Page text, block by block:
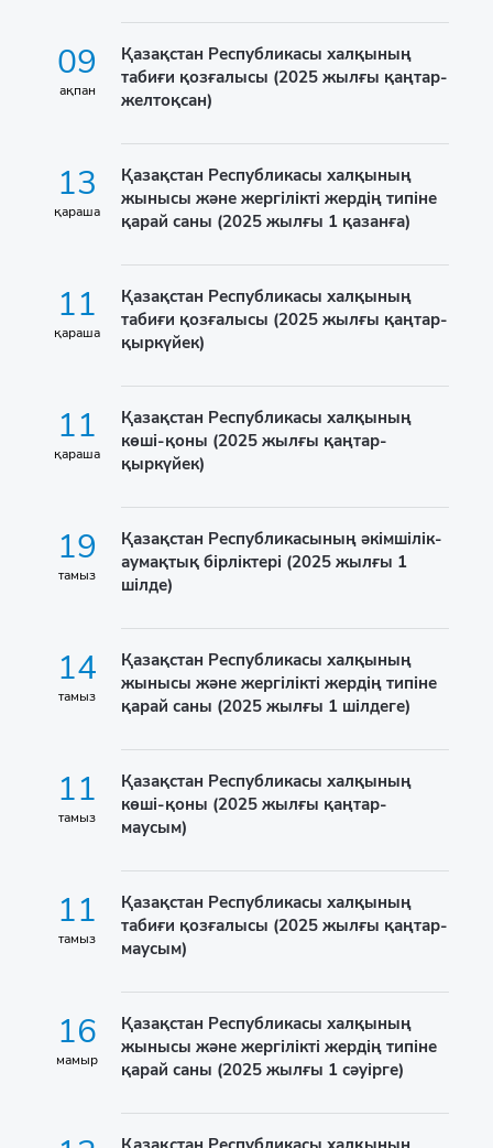
09
ақпан
Қазақстан Республикасы халқының
табиғи қозғалысы (2025 жылғы қаңтар-
желтоқсан)
13
қараша
Қазақстан Республикасы халқының
жынысы және жергілікті жердің типіне
қарай саны (2025 жылғы 1 қазанға)
11
қараша
Қазақстан Республикасы халқының
табиғи қозғалысы (2025 жылғы қаңтар-
қыркүйек)
11
қараша
Қазақстан Республикасы халқының
көші-қоны (2025 жылғы қаңтар-
қыркүйек)
19
тамыз
Қазақстан Республикасының әкімшілік-
аумақтық бірліктері (2025 жылғы 1
шілде)
14
тамыз
Қазақстан Республикасы халқының
жынысы және жергілікті жердің типіне
қарай саны (2025 жылғы 1 шілдеге)
11
тамыз
Қазақстан Республикасы халқының
көші-қоны (2025 жылғы қаңтар-
маусым)
11
тамыз
Қазақстан Республикасы халқының
табиғи қозғалысы (2025 жылғы қаңтар-
маусым)
16
мамыр
Қазақстан Республикасы халқының
жынысы және жергілікті жердің типіне
қарай саны (2025 жылғы 1 сәуірге)